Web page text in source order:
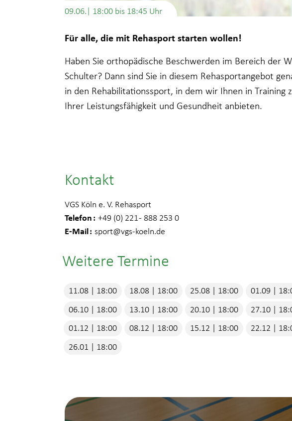
09.06.| 18:00 bis 18:45
Für alle, die mit Rehasport starten wollen!
Haben Sie orthopädische Beschwerden im Bereich der
Schulter? Dann sind Sie in diesem Rehasportangebot
in den Rehabilitationssport, in dem wir Ihnen in Training
Ihrer Leistungsfähigkeit und Gesundheit anbieten.
Kontakt
VGS Köln e. V. Rehasport
Telefon +49 (0) 221 - 888 253 0
E-Mail sport@vgs-koeln.de
Weitere Termine
11.08 | 18:00 18.08 | 18:00 25.08 | 18:00 01.09 |
06.10 | 18:00
13.10 | 18:00 20.10 | 18:00 27.10 |
01.12 | 18:00
08.12 | 18:00 15.12 | 18:00 22.12 |
26.01 | 18:00